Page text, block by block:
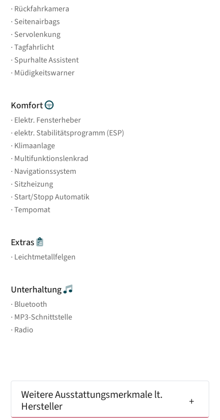
Rückfahrkamera
Seitenairbags
Servolenkung
Tagfahrlicht
Spurhalte Assistent
Müdigkeitswarner
Komfort
Elektr. Fensterheber
elektr. Stabilitätsprogramm (ESP)
Klimaanlage
Multifunktionslenkrad
Navigationssystem
Sitzheizung
Start/Stopp Automatik
Tempomat
Extras
Leichtmetallfelgen
Unterhaltung
Bluetooth
MP3-Schnittstelle
Radio
Weitere Ausstattungsmerkmale lt.
Hersteller